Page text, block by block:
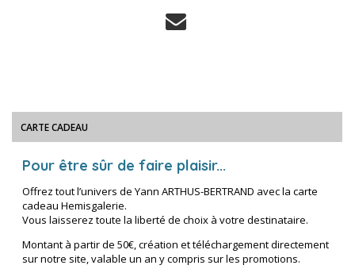
CARTE CADEAU
Pour être sûr de faire plaisir...
Offrez tout l’univers de Yann ARTHUS-BERTRAND avec la carte
cadeau Hemisgalerie.
Vous laisserez toute la liberté de choix à votre destinataire.
Montant à partir de 50€, création et téléchargement directement
sur notre site, valable un an y compris sur les promotions.